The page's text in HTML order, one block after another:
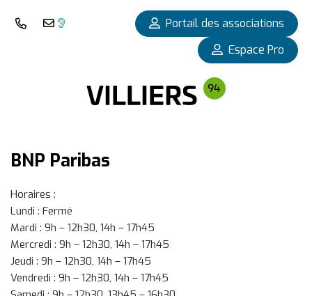
Nous téléphoner
Nous contacter
Portail des associations
Espace Pro
BNP Paribas
Horaires :
Lundi : Fermé
Mardi : 9h – 12h30, 14h – 17h45
Mercredi : 9h – 12h30, 14h – 17h45
Jeudi : 9h – 12h30, 14h – 17h45
Vendredi : 9h – 12h30, 14h – 17h45